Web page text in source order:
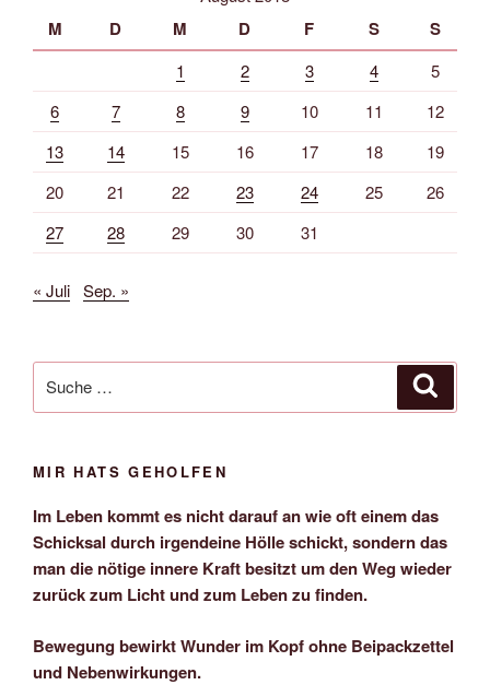
M D M D F S S
1 2 3 4
5
6
7 8 9 10 11
12
13
14 15 16 17 18
19
20
21 22 23 24 25
26
27
28 29 30 31
« Juli Sep. »
nach:
MIR HATS GEHOLFEN
Im Leben kommt es nicht darauf an wie oft einem das
Schicksal durch irgendeine Hölle schickt, sondern das
man die nötige innere Kraft besitzt um den Weg wieder
zurück zum Licht und zum Leben zu finden.
Bewegung bewirkt Wunder im Kopf ohne Beipackzettel
und Nebenwirkungen.